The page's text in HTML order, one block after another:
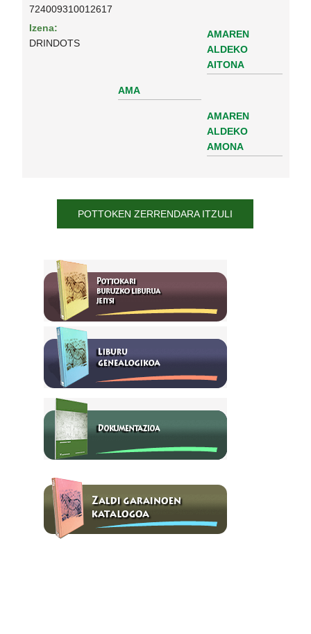
724009310012617
Izena:
DRINDOTS
AMA
AMAREN
ALDEKO
AITONA
AMAREN
ALDEKO
AMONA
POTTOKEN ZERRENDARA ITZULI